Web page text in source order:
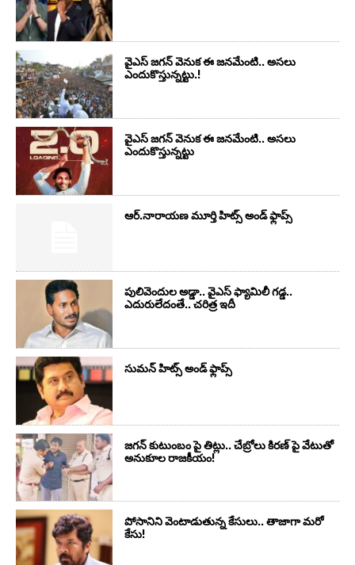
వైఎస్‌ జగన్‌ వెనుక ఈ జనమేంటి.. అసలు
ఎందుకొస్తున్నట్టు.!
వైఎస్‌ జగన్‌ వెనుక ఈ జనమేంటి.. అసలు
ఎందుకొస్తున్నట్టు
ఆర్‌.నారాయ‌ణ మూర్తి హిట్స్ అండ్ ఫ్లాప్స్‌
పులివెందుల అడ్డా.. వైఎస్ ఫ్యామిలీ గడ్డ..
ఎదురులేదంతే.. చరిత్ర ఇదీ
సుమ‌న్ హిట్స్ అండ్ ఫ్లాప్స్‌
జగన్ కుటుంబం పై తిట్లు.. చేబ్రోలు కిరణ్ పై వేటుతో
అనుకూల రాజకీయం!
పోసానిని వెంటాడుతున్న కేసులు.. తాజాగా మరో
కేసు!